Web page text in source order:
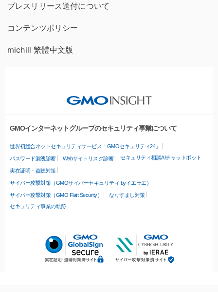
プレスリリース送付について
コンテンツポリシー
michill 繁體中文版
GMOインターネットグループのセキュリティ事業について
世界初総合ネットセキュリティサービス「GMOセキュリティ24」
パスワード漏洩診断 Webサイトリスク診断 セキュリティ相談AIチャットボット
実在証明・盗聴対策
サイバー攻撃対策（GMOサイバーセキュリティ byイエラエ）
サイバー攻撃対策（GMO Flatt Security）
なりすまし対策
セキュリティ事業の軌跡